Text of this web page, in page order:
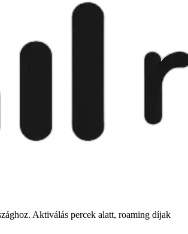
Aktiválás percek alatt, roaming díjak